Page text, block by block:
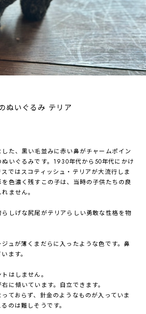
ぬいぐるみ テリア
た、黒い毛並みに赤い鼻がチャームポイン
いぐるみです。1930年代から50年代にかけ
ではスコティッシュ・テリアが大流行しま
色濃く残すこの子は、当時の子供たちの良
ません。
しげな尻尾がテリアらしい勇敢な性格を物
ュが薄くまだらに入ったような色です。鼻
ます。
はしません。
に傾いています。自立できます。
ておらず、針金のようなものが入っていま
のは難しそうです。